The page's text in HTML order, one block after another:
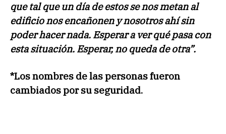
que tal que un día de estos se nos metan al
edificio nos encañonen y nosotros ahí sin
poder hacer nada. Esperar a ver qué pasa con
esta situación. Esperar, no queda de otra”.
*Los nombres de las personas fueron
cambiados por su seguridad.